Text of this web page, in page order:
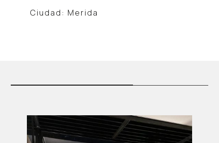
Ciudad: Merida